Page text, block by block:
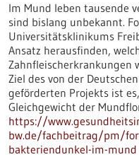
Im Mund leben tausende
sind bislang unbekannt.
Universitätsklinikums
Ansatz herausfinden,
Zahnfleischerkrankungen
Ziel des von der
geförderten Projekts ist
Gleichgewicht der
https://
bw.de/fachbeitrag/pm/
bakteriendunkel-im-mund